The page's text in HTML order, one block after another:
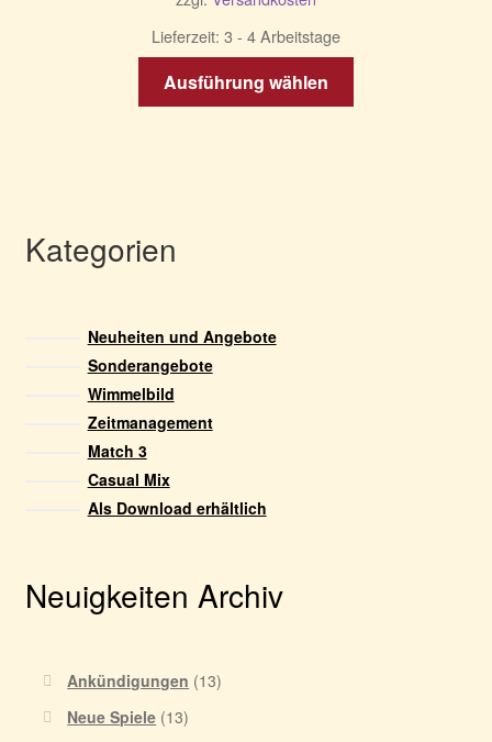
Lieferzeit: 3 - 4 Arbeitstage
Ausführung wählen
Kategorien
Neuheiten und Angebote
Sonderangebote
Wimmelbild
Zeitmanagement
Match 3
Casual Mix
Als Download erhältlich
Neuigkeiten Archiv
Ankündigungen (13)
Neue Spiele (13)